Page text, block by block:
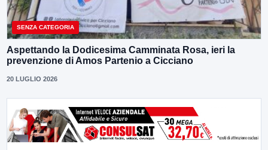
SENZA CATEGORIA
Aspettando la Dodicesima Camminata Rosa, ieri la
prevenzione di Amos Partenio a Cicciano
20 LUGLIO 2026